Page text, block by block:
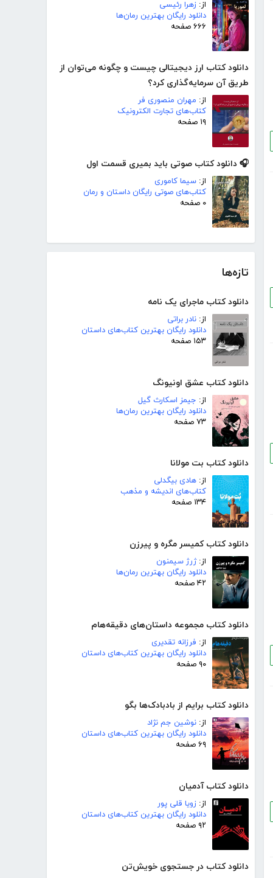
از: زهرا رئیسی
دانلود رایگان بهترین رمان‌ها
۶۶۶ صفحه
دانلود کتاب ارز دیجیتالی چیست و چگونه می‌توان از
طریق آن سرمایه‌گذاری کرد؟
از: مهران منصوری فر
کتاب‌های تجارت الکترونیک
۱۹ صفحه
🎧 دانلود کتاب صوتی باید بمیری قسمت اول
از: سیما کاموری
کتاب‌های صوتی رایگان داستان و رمان
۰ صفحه
تازه‌ها
دانلود کتاب ماجرای یک نامه
از: نادر براتی
دانلود رایگان بهترین کتاب‌های داستان
۱۵۳ صفحه
دانلود کتاب عشق اونیونگ
از: جیمز اسکارث گیل
دانلود رایگان بهترین رمان‌ها
۷۳ صفحه
دانلود کتاب بت مولانا
از: هادی بیگدلی
کتاب‌های اندیشه و مذهب
۱۳۴ صفحه
دانلود کتاب کمیسر مگره و پیرزن
از:ژرژ سیمنون
دانلود رایگان بهترین رمان‌ها
۴۲ صفحه
دانلود کتاب مجموعه داستان‌های دقیقه‌هام
از: فرزانه تقدیری
دانلود رایگان بهترین کتاب‌های داستان
۹۰ صفحه
دانلود کتاب برایم از بادبادک‌ها بگو
از: نوشین جم نژاد
دانلود رایگان بهترین کتاب‌های داستان
۶۹ صفحه
دانلود کتاب آدمیان
از: زویا قلی پور
دانلود رایگان بهترین کتاب‌های داستان
۹۲ صفحه
دانلود کتاب در جستجوی خویش‌تن